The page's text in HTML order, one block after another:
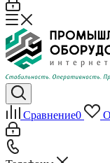
Сравнение0